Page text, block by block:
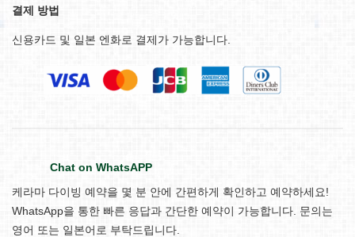
결제 방법
신용카드 및 일본 엔화로 결제가 가능합니다.
Chat on WhatsAPP
케라마 다이빙 예약을 몇 분 안에 간편하게 확인하고 예약하세요!
WhatsApp을 통한 빠른 응답과 간단한 예약이 가능합니다. 문의는
영어 또는 일본어로 부탁드립니다.